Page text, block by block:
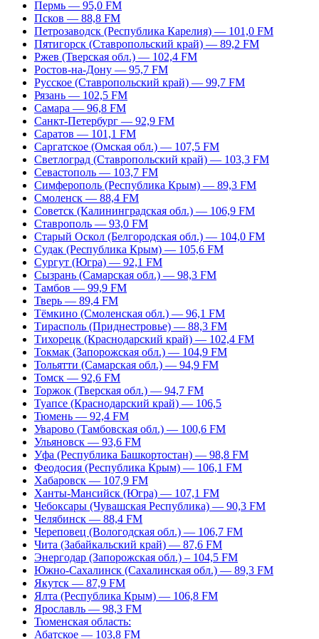
Пермь — 95,0 FM
Псков — 88,8 FM
Петрозаводск (Республика Карелия) — 101,0 FM
Пятигорск (Ставропольский край) — 89,2 FM
Ржев (Тверская обл.) — 102,4 FM
Ростов-на-Дону — 95,7 FM
Русское (Ставропольский край) — 99,7 FM
Рязань — 102,5 FM
Самара — 96,8 FM
Санкт-Петербург — 92,9 FM
Саратов — 101,1 FM
Саргатское (Омская обл.) — 107,5 FM
Светлоград (Ставропольский край) — 103,3 FM
Севастополь — 103,7 FM
Симферополь (Республика Крым) — 89,3 FM
Смоленск — 88,4 FM
Советск (Калининградская обл.) — 106,9 FM
Ставрополь — 93,0 FM
Старый Оскол (Белгородская обл.) — 104,0 FM
Судак (Республика Крым) — 105,6 FM
Сургут (Югра) — 92,1 FM
Сызрань (Самарская обл.) — 98,3 FM
Тамбов — 99,9 FM
Тверь — 89,4 FM
Тёмкино (Смоленская обл.) — 96,1 FM
Тирасполь (Приднестровье) — 88,3 FM
Тихорецк (Краснодарский край) — 102,4 FM
Токмак (Запорожская обл.) — 104,9 FM
Тольятти (Самарская обл.) — 94,9 FM
Томск — 92,6 FM
Торжок (Тверская обл.) — 94,7 FM
Туапсе (Краснодарский край) — 106,5
Тюмень — 92,4 FM
Уварово (Тамбовская обл.) — 100,6 FM
Ульяновск — 93,6 FM
Уфа (Республика Башкортостан) — 98,8 FM
Феодосия (Республика Крым) — 106,1 FM
Хабаровск — 107,9 FM
Ханты-Мансийск (Югра) — 107,1 FM
Чебоксары (Чувашская Республика) — 90,3 FM
Челябинск — 88,4 FM
Череповец (Вологодская обл.) — 106,7 FM
Чита (Забайкальский край) — 87,6 FM
Энергодар (Запорожская обл.) – 104,5 FM
Южно-Сахалинск (Сахалинская обл.) — 89,3 FM
Якутск — 87,9 FM
Ялта (Республика Крым) — 106,8 FM
Ярославль — 98,3 FM
Тюменская область:
Абатское — 103,8 FM